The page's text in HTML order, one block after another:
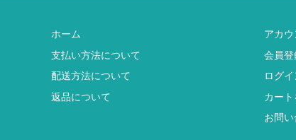
ホーム
支払い方法について
配送方法について
返品について
アカウ
会員登
ログイ
カート
お問